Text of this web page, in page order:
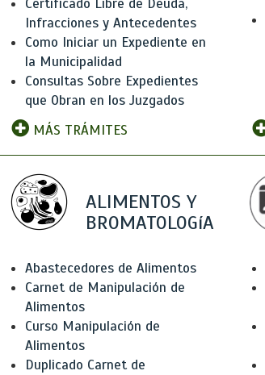
Certificado Libre de Deuda,
Infracciones y Antecedentes
Como Iniciar un Expediente en
la Municipalidad
Consultas Sobre Expedientes
que Obran en los Juzgados
MÁS TRÁMITES
ALIMENTOS Y
BROMATOLOGíA
Abastecedores de Alimentos
Carnet de Manipulación de
Alimentos
Curso Manipulación de
Alimentos
Duplicado Carnet de